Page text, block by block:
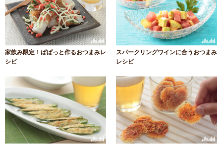
家飲み限定！ぱぱっと作るおつまみレ
シピ
スパークリングワインに合うおつまみ
レシピ